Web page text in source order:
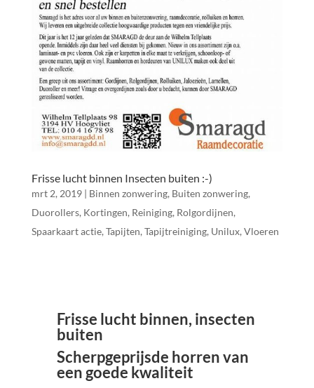
Frisse lucht binnen Insecten buiten :-)
mrt 2, 2019| Binnen zonwering, Buiten zonwering,
Duorollers, Kortingen, Reiniging, Rolgordijnen,
Spaarkaart actie, Tapijten, Tapijtreiniging, Unilux, Vloeren
Frisse lucht binnen, insecten
buiten
Scherpgeprijsde horren van
een goede kwaliteit